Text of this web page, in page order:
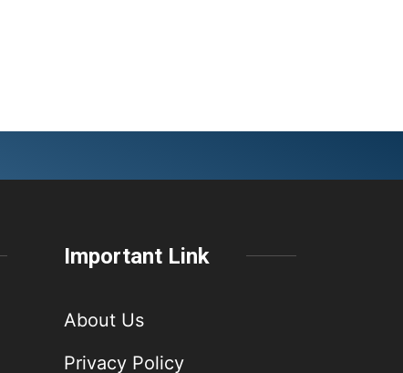
Important Link
About Us
Privacy Policy